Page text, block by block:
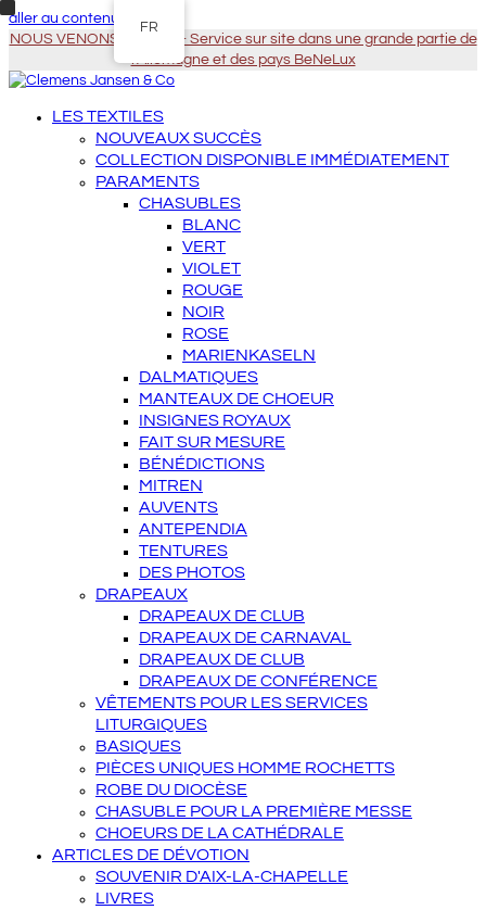
aller au contenu principal
NOUS VENONS À VOUS - Service sur site dans une grande partie de
l'Allemagne et des pays BeNeLux
LES TEXTILES
NOUVEAUX SUCCÈS
COLLECTION DISPONIBLE IMMÉDIATEMENT
PARAMENTS
CHASUBLES
BLANC
VERT
VIOLET
ROUGE
NOIR
ROSE
MARIENKASELN
DALMATIQUES
MANTEAUX DE CHOEUR
INSIGNES ROYAUX
FAIT SUR MESURE
BÉNÉDICTIONS
MITREN
AUVENTS
ANTEPENDIA
TENTURES
DES PHOTOS
DRAPEAUX
DRAPEAUX DE CLUB
DRAPEAUX DE CARNAVAL
DRAPEAUX DE CLUB
DRAPEAUX DE CONFÉRENCE
VÊTEMENTS POUR LES SERVICES
LITURGIQUES
BASIQUES
PIÈCES UNIQUES HOMME ROCHETTS
ROBE DU DIOCÈSE
CHASUBLE POUR LA PREMIÈRE MESSE
CHOEURS DE LA CATHÉDRALE
ARTICLES DE DÉVOTION
SOUVENIR D'AIX-LA-CHAPELLE
LIVRES
FR